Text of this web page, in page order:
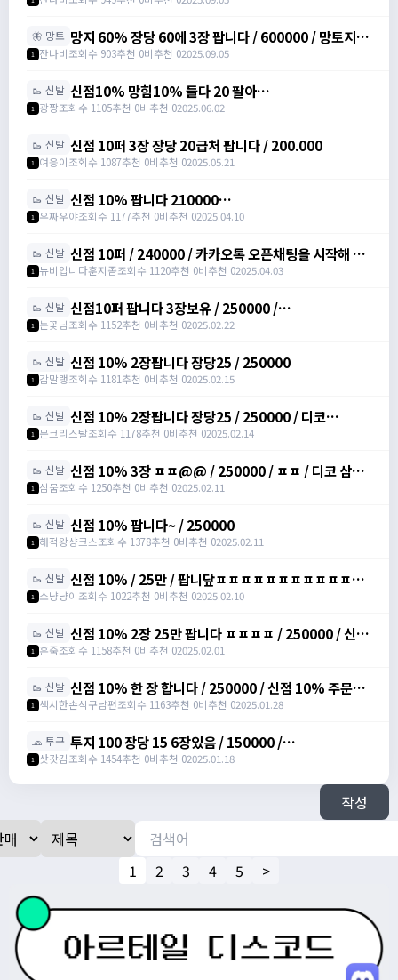
🦋 망토 망지 60% 장당 60에 3장 팝니다 / 600000 / 망토지력
주문서 / https://open.kakao.com/o/svY6joQh
1 잔나비조회수 903추천 0비추천 02025.09.05
🥾 신발 신점10% 망힘10% 둘다 20 팔아
요/https://open.kakao.com/o/s3bLwqtf /
1 광짱조회수 1105추천 0비추천 02025.06.02
🥾 신발 신점 10퍼 3장 장당 20급처 팝니다 / 200.000
1 여응이조회수 1087추천 0비추천 02025.05.21
🥾 신발 신점 10% 팝니다 210000
https://open.kakao.com/o/sXJxSqqh /
https://open.kakao.com/o/sXJxSqqh
1 우짜우야조회수 1177추천 0비추천 02025.04.10
🥾 신발 신점 10퍼 / 240000 / 카카오톡 오픈채팅을 시작해 보
세요. 링크를 선택하면 카카오톡이 실행됩니다. 신점10
https://open.kakao.com/o/sNNXpeph
1 뉴비입니다훈지좀조회수 1120추천 0비추천 02025.04.03
🥾 신발 신점10퍼 팝니다 3장보유 / 250000 /
https://open.kakao.com/o/sbVSLshh
1 눈꽃님조회수 1152추천 0비추천 02025.02.22
🥾 신발 신점 10% 2장팝니다 장당25 / 250000
1 감말랭조회수 1181추천 0비추천 02025.02.15
🥾 신발 신점 10% 2장팝니다 장당25 / 250000 / 디코
moonssue_14660
1 문크리스탈조회수 1178추천 0비추천 02025.02.14
🥾 신발 신점 10% 3장 ㅍㅍ@@ / 250000 / ㅍㅍ / 디코 삼뭄
#3153 추가 메세지 주세여
1 삼뭄조회수 1250추천 0비추천 02025.02.11
🥾 신발 신점 10% 팝니다~ / 250000
1 해적왕샹크스조회수 1378추천 0비추천 02025.02.11
🥾 신발 신점 10% / 25만 / 팝니닾ㅍㅍㅍㅍㅍㅍㅍㅍㅍㅍㅍㅍ
/ https://open.kakao.com/o/sbuYXofh
1 소냥냥이조회수 1022추천 0비추천 02025.02.10
🥾 신발 신점 10% 2장 25만 팝니다 ㅍㅍㅍㅍ / 250000 / 신발
점프 주문서 10%, 총 2장 /
1 혼죽조회수 1158추천 0비추천 02025.02.01
🥾 신발 신점 10% 한 장 합니다 / 250000 / 신점 10% 주문서
팝니다 / https://open.kakao.com/o/srgUnZch
1 섹시한손석구남편조회수 1163추천 0비추천 02025.01.28
🧢 투구 투지 100 장당 15 6장있음 / 150000 /
https://open.kakao.com/o/szVItdbh
1 삿갓김조회수 1454추천 0비추천 02025.01.18
작성
1 2 3 4 5 >